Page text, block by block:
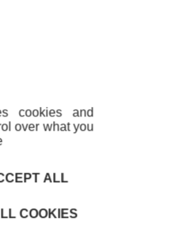
jeunes
cookies and
over what you
ALL
COOKIES